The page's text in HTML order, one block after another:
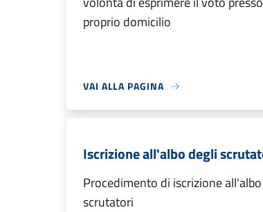
proprio domicilio
VAI ALLA PAGINA
Iscrizione all'albo degli
Procedimento di iscrizione
scrutatori